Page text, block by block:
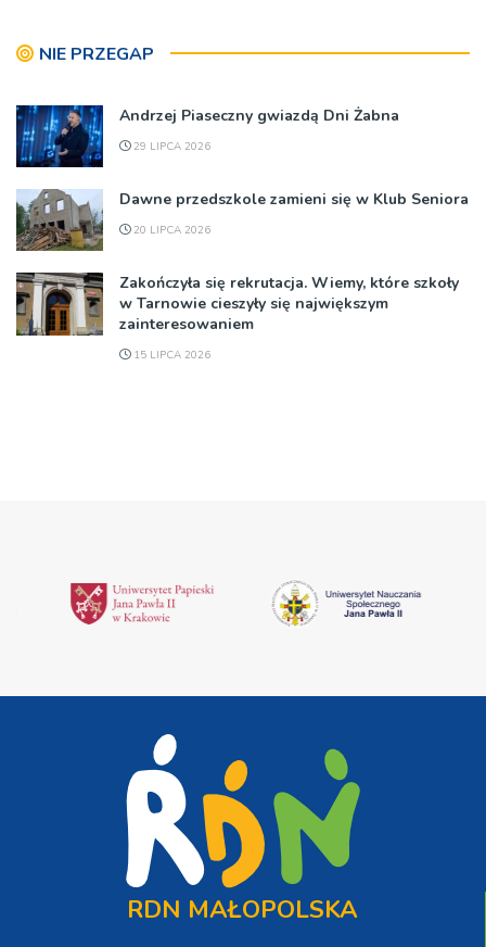
NIE PRZEGAP
Andrzej Piaseczny gwiazdą Dni Żabna
29 LIPCA 2026
Dawne przedszkole zamieni się w Klub Seniora
20 LIPCA 2026
Zakończyła się rekrutacja. Wiemy, które szkoły
w Tarnowie cieszyły się największym
zainteresowaniem
15 LIPCA 2026
RDN MAŁOPOLSKA